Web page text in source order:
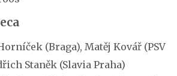
(Braga), Matěj Kovář (PSV
Staněk (Slavia Praha)